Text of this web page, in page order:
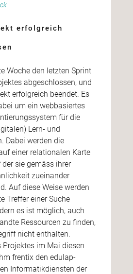
erfolgreich
Woche den letzten Sprint
abgeschlossen, und
erfolgreich beendet. Es
um ein webbasiertes
für die
Lern- und
Dabei werden die
einer relationalen Karte
sie gemäss ihrer
zueinander
Auf diese Weise werden
Treffer einer Suche
es ist möglich, auch
Ressourcen zu finden,
nicht enthalten.
Projektes im Mai diesen
frentix den edulap-
Informatikdiensten der